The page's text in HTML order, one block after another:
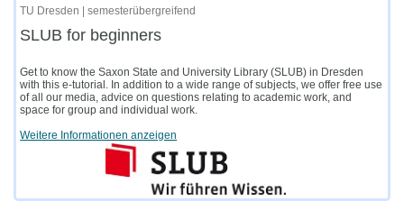
TU Dresden | semesterübergreifend
SLUB for beginners
Get to know the Saxon State and University Library (SLUB) in Dresden
with this e-tutorial. In addition to a wide range of subjects, we offer free use
of all our media, advice on questions relating to academic work, and
space for group and individual work.
Weitere Informationen anzeigen